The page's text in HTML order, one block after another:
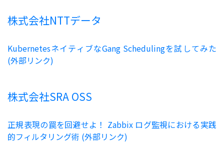
株式会社NTTデータ
KubernetesネイティブなGang Schedulingを試してみた
(外部リンク)
株式会社SRA OSS
正規表現の罠を回避せよ！ Zabbix ログ監視における実践
的フィルタリング術 (外部リンク)